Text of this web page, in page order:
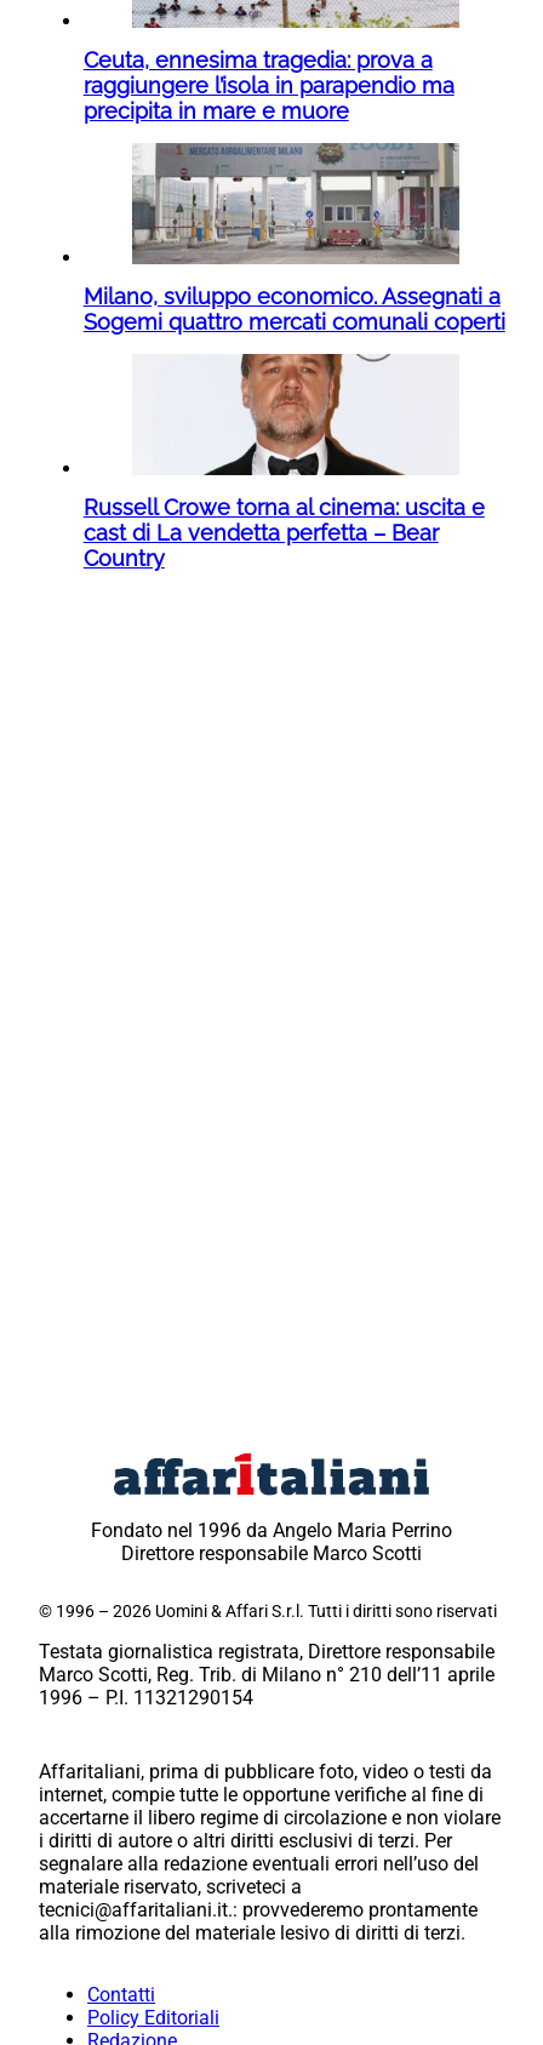
Ceuta, ennesima tragedia: prova a
raggiungere l’isola in parapendio ma
precipita in mare e muore
Milano, sviluppo economico. Assegnati a
Sogemi quattro mercati comunali coperti
Russell Crowe torna al cinema: uscita e
cast di La vendetta perfetta – Bear
Country
Fondato nel 1996 da Angelo Maria Perrino
Direttore responsabile Marco Scotti
© 1996 – 2026 Uomini & Affari S.r.l. Tutti i diritti sono riservati
Testata giornalistica registrata, Direttore responsabile
Marco Scotti, Reg. Trib. di Milano n° 210 dell’11 aprile
1996 – P.I. 11321290154
Affaritaliani, prima di pubblicare foto, video o testi da
internet, compie tutte le opportune verifiche al fine di
accertarne il libero regime di circolazione e non violare
i diritti di autore o altri diritti esclusivi di terzi. Per
segnalare alla redazione eventuali errori nell’uso del
materiale riservato, scriveteci a
tecnici@affaritaliani.it.: provvederemo prontamente
alla rimozione del materiale lesivo di diritti di terzi.
Contatti
Policy Editoriali